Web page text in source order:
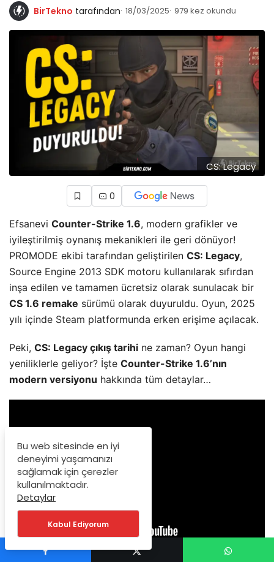
BirTekno tarafından 18/03/2025 979 kez okundu
CS: Legacy
0
Efsanevi Counter-Strike 1.6, modern grafikler ve
iyileştirilmiş oynanış mekanikleri ile geri dönüyor!
PROMODE ekibi tarafından geliştirilen CS: Legacy,
Source Engine 2013 SDK motoru kullanılarak sıfırdan
inşa edilen ve tamamen ücretsiz olarak sunulacak bir
CS 1.6 remake sürümü olarak duyuruldu. Oyun, 2025
yılı içinde Steam platformunda erken erişime açılacak.
Peki, CS: Legacy çıkış tarihi ne zaman? Oyun hangi
yeniliklerle geliyor? İşte Counter-Strike 1.6’nın
modern versiyonu hakkında tüm detaylar…
Bu web sitesinde en iyi
deneyimi yaşamanızı
sağlamak için çerezler
kullanılmaktadır.
Detaylar
Kabul Ediyorum